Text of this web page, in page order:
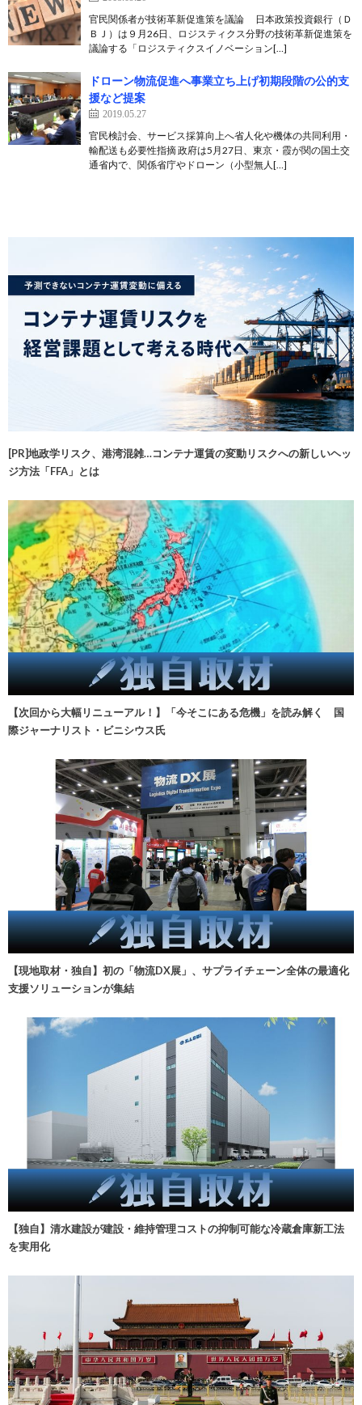
官民関係者が技術革新促進策を議論 日本政策投資銀行（Ｄ
ＢＪ）は９月26日、ロジスティクス分野の技術革新促進策を
議論する「ロジスティクスイノベーション[…]
ドローン物流促進へ事業立ち上げ初期段階の公的支
援など提案
2019.05.27
官民検討会、サービス採算向上へ省人化や機体の共同利用・
輸配送も必要性指摘 政府は5月27日、東京・霞が関の国土交
通省内で、関係省庁やドローン（小型無人[…]
[PR]地政学リスク、港湾混雑…コンテナ運賃の変動リスクへの新しいヘッ
ジ方法「FFA」とは
【次回から大幅リニューアル！】「今そこにある危機」を読み解く 国
際ジャーナリスト・ビニシウス氏
【現地取材・独自】初の「物流DX展」、サプライチェーン全体の最適化
支援ソリューションが集結
【独自】清水建設が建設・維持管理コストの抑制可能な冷蔵倉庫新工法
を実用化